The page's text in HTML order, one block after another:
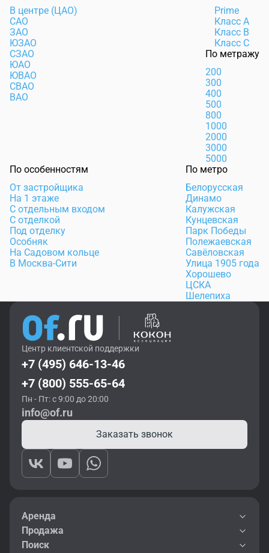
В центре (ЦАО)
САО
ЗАО
ЮЗАО
СЗАО
ЮАО
ЮВАО
СВАО
ВАО
Prime
Класс А
Класс В
Класс С
По метражу
200
300
400
500
800
1000
2000
3000
5000
По особенностям
От застройщика
На 1 этаже
С отдельным входом
С отделкой
Под отделку
Особняк
На Садовом кольце
В Москва-Сити
По метро
Белорусская
Динамо
Калужская
Кунцевская
Парк Победы
Полежаевская
Савёловская
Улица 1905 года
Хорошево
ЦСКА
Шелепиха
Центр клиентской поддержки
+7 (495) 646-13-46
+7 (800) 555-65-64
Пн - Пт: с 9:00 до 20:00
info@of.ru
Заказать звонок
Аренда
Продажа
Поиск